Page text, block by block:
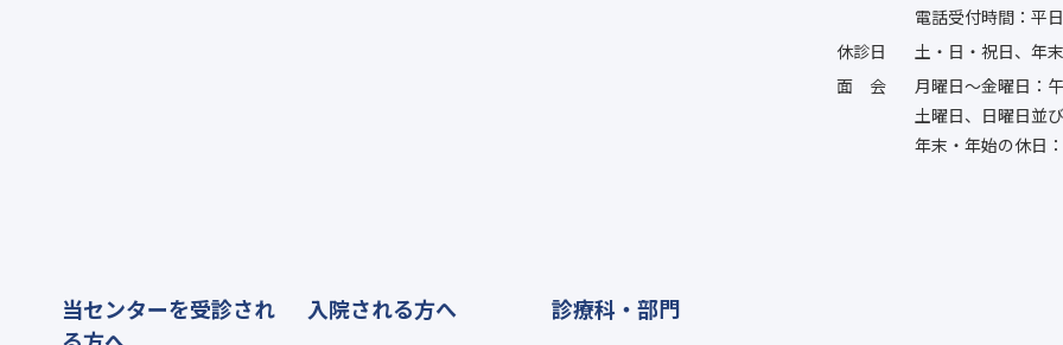
電話受付時間：平
休診日
土・日・祝日、年
面会
月曜日〜金曜日：
土曜日、日曜日並
年末・年始の休日
当センターを受診され
入院される方へ 診療科・部門